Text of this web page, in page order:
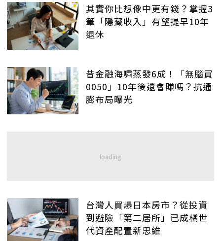
其實你比想像中更有錢？掌握3
筆「隱藏收入」有望提早10年
退休
昔金融海嘯蒸發6成！「無腦買
0050」10年後還會賺嗎？抗通
膨布局曝光
台灣人買爆日本房市？從投資
到避險「第二居所」已成橘世
代資產配置新思維